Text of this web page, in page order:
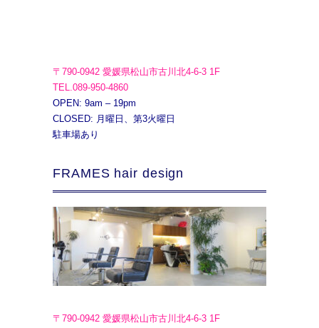
〒790-0942 愛媛県松山市古川北4-6-3 1F
TEL.089-950-4860
OPEN: 9am – 19pm
CLOSED: 月曜日、第3火曜日
駐車場あり
FRAMES hair design
〒790-0942 愛媛県松山市古川北4-6-3 1F